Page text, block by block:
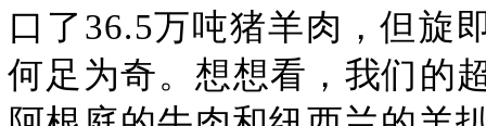
口了36.5万吨猪羊肉，但旋
何足为奇。想想看，我们的